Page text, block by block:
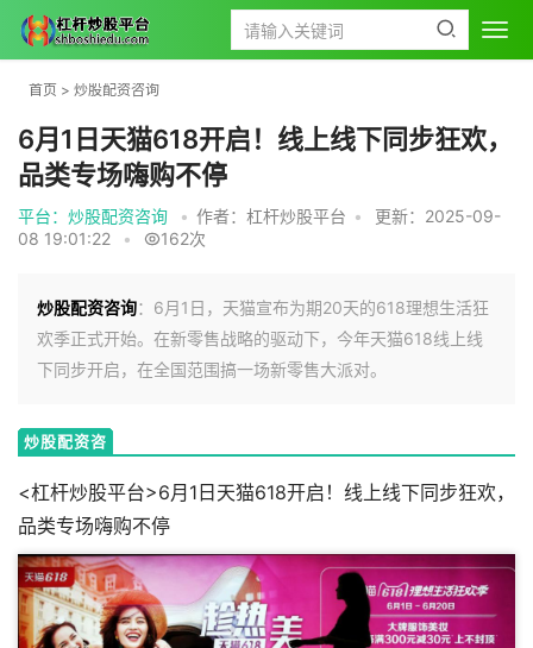
首页 > 炒股配资咨询
6月1日天猫618开启！线上线下同步狂欢，
品类专场嗨购不停
平台：炒股配资咨询 • 作者：杠杆炒股平台 •
更新：2025-09-
08 19:01:22
• 162次
炒股配资咨询：6月1日，天猫宣布为期20天的618理想生活狂
欢季正式开始。在新零售战略的驱动下，今年天猫618线上线
下同步开启，在全国范围搞一场新零售大派对。
炒股配资咨
<杠杆炒股平台>6月1日天猫618开启！线上线下同步狂欢，
品类专场嗨购不停